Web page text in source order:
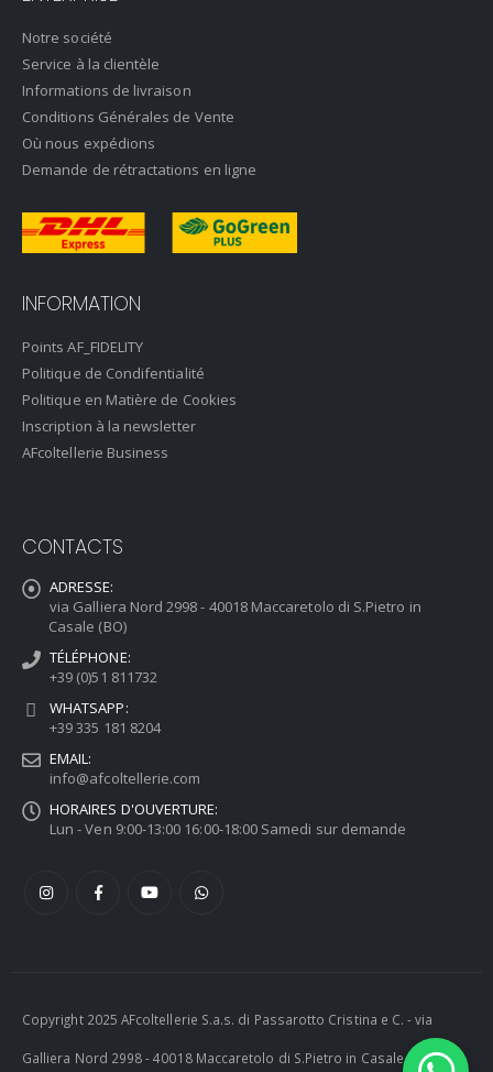
Notre société
Service à la clientèle
Informations de livraison
Conditions Générales de Vente
Où nous expédions
Demande de rétractations en ligne
INFORMATION
Points AF_FIDELITY
Politique de Condifentialité
Politique en Matière de Cookies
Inscription à la newsletter
AFcoltellerie Business
CONTACTS
ADRESSE:
via Galliera Nord 2998 - 40018 Maccaretolo di S.Pietro in
Casale (BO)
TÉLÉPHONE:
+39 (0)51 811732
WHATSAPP:
+39 335 181 8204
EMAIL:
info@afcoltellerie.com
HORAIRES D'OUVERTURE:
Lun - Ven 9:00-13:00 16:00-18:00 Samedi sur demande
Copyright 2025 AFcoltellerie S.a.s. di Passarotto Cristina e C. - via
Galliera Nord 2998 - 40018 Maccaretolo di S.Pietro in Casale (BO) -